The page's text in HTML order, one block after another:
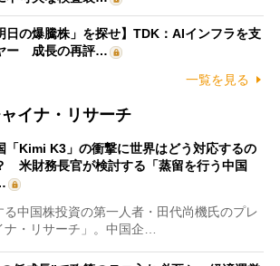
日の爆騰株」を探せ】TDK：AIインフラを支
ー 成長の再評…
一覧を見る
イナ・リサーチ
「Kimi K3」の衝撃に世界はどう対応するの
米財務長官が検討する「蒸留を行う中国
中国株投資の第一人者・田代尚機氏のプレ
ナ・リサーチ」。中国企…